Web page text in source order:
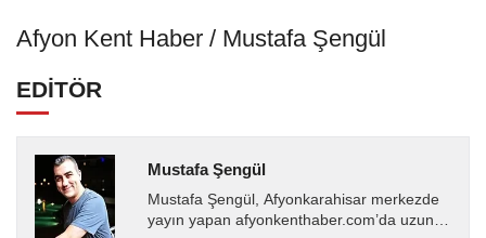
Afyon Kent Haber / Mustafa Şengül
EDİTÖR
Mustafa Şengül
Mustafa Şengül, Afyonkarahisar merkezde
yayın yapan afyonkenthaber.com’da uzun